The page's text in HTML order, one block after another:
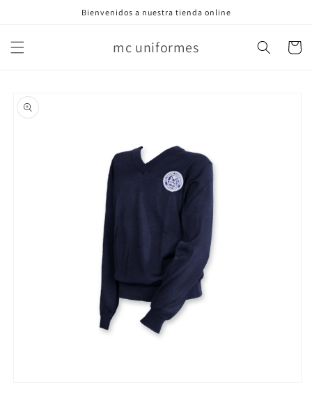
Bienvenidos a nuestra tienda online
mc uniformes Carrito
a la
información